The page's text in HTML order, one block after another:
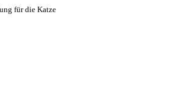
für die Katze